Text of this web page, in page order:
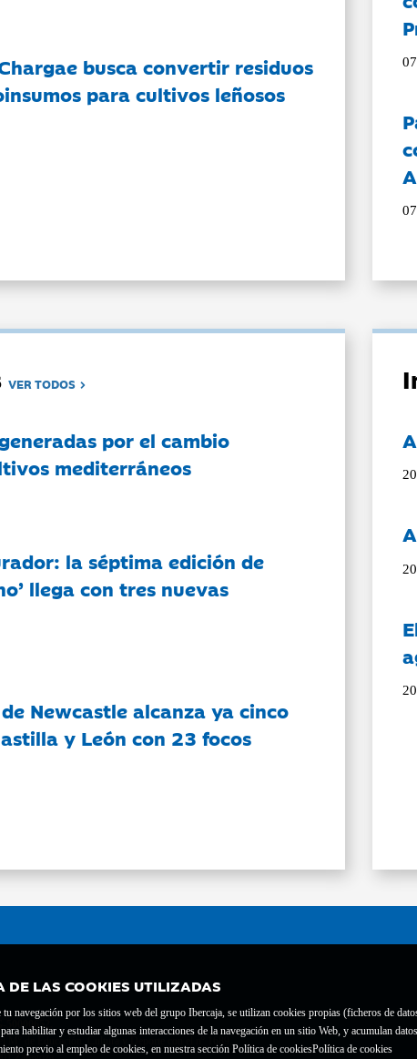
DE LAS COOKIES UTILIZADAS
navegación por los sitios web del grupo Ibercaja, se utilizan cookies propias (ficheros de
habilitar y estudiar algunas interacciones de la navegación en un sitio Web, y acumulan
previo al empleo de cookies, en nuestra sección Política de cookiesPolítica de cookies
busca convertir residuos
para cultivos leñosos
VER TODOS
por el cambio
mediterráneos
la séptima edición de
llega con tres nuevas
Newcastle alcanza ya cinco
y León con 23 focos
Mº de Educación, Cultura y Deporte con el nº 1689.